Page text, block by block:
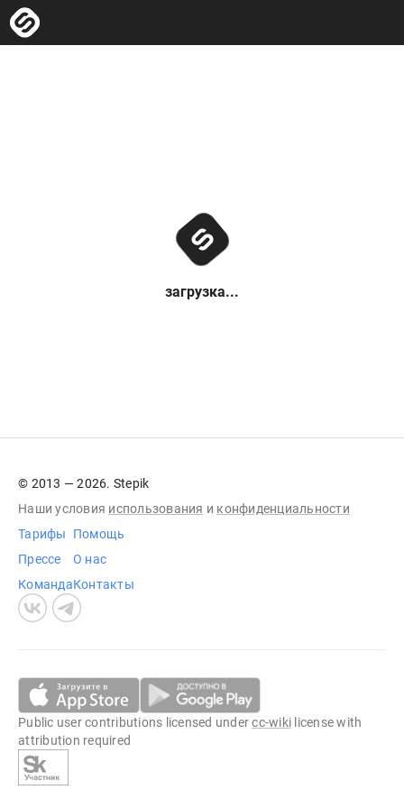
загрузка...
© 2013 — 2026. Stepik
Наши условия использования и конфиденциальности
Тарифы
Прессе
Команда
Помощь
О нас
Контакты
Public user contributions licensed undercc-wiki license with
attribution required